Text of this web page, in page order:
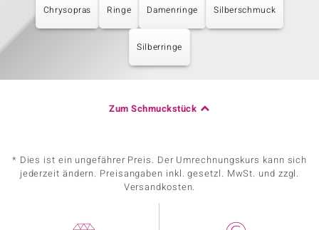
Chrysopras Ringe Damenringe Silberschmuck
Silberringe
Zum Schmuckstück
* Dies ist ein ungefährer Preis. Der Umrechnungskurs kann sich
jederzeit ändern. Preisangaben inkl. gesetzl. MwSt. und zzgl.
Versandkosten.